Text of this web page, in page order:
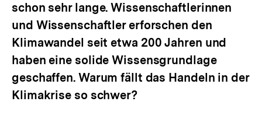
schon sehr lange. Wissenschaftlerinnen
und Wissenschaftler erforschen den
Klimawandel seit etwa 200 Jahren und
haben eine solide Wissensgrundlage
geschaffen. Warum fällt das Handeln in der
Klimakrise so schwer?